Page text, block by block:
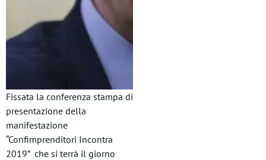
Fissata la conferenza stampa di
presentazione della
manifestazione
“Confimprenditori Incontra
2019” che si terrà il giorno